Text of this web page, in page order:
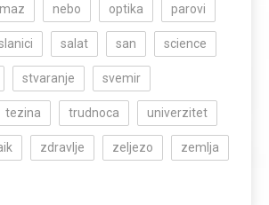
nebo optika parovi
salat san science
stvaranje svemir
tezina trudnoca univerzitet
zdravlje zeljezo zemlja